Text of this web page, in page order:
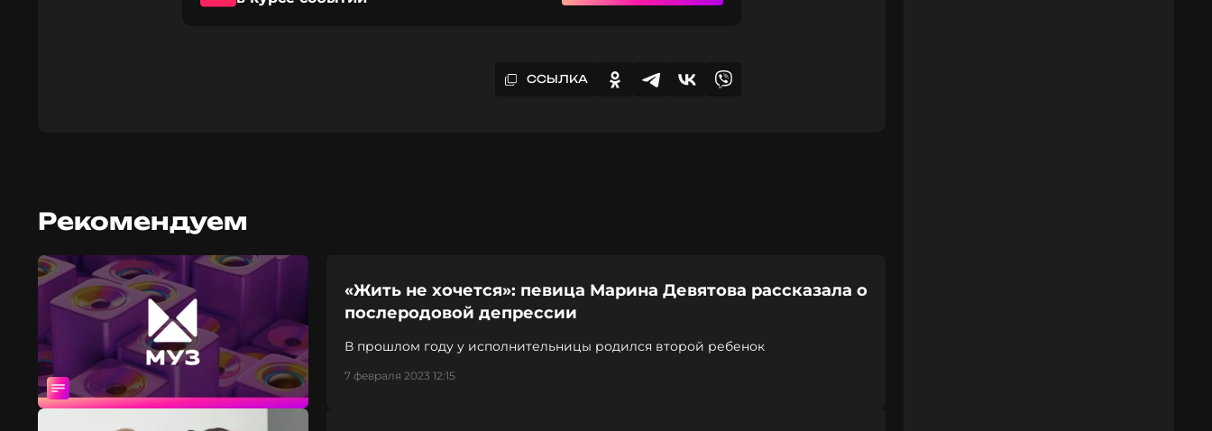
ССЫЛКА
Рекомендуем
«Жить не хочется»: певица Марина Девятова рассказала о
послеродовой депрессии
В прошлом году у исполнительницы родился второй ребенок
7 февраля 2023 12:15